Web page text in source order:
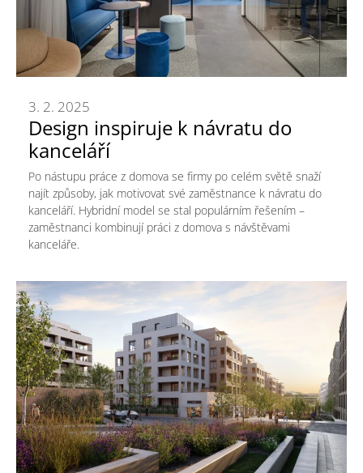
Design inspiruje k návratu do
kanceláří
3. 2. 2025
Po nástupu práce z domova se firmy po celém světě snaží
najít způsoby, jak motivovat své zaměstnance k návratu do
kanceláří. Hybridní model se stal populárním řešením –
zaměstnanci kombinují práci z domova s návštěvami
kanceláře.